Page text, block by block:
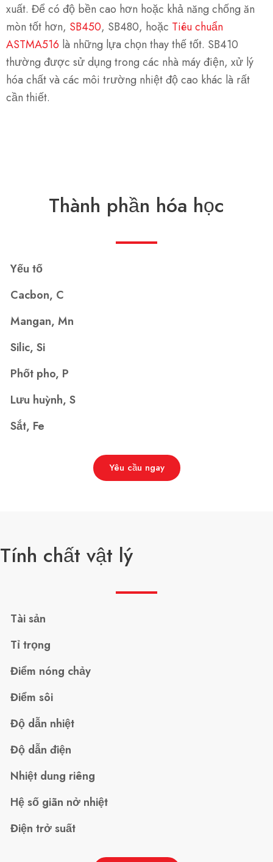
xuất. Để có độ bền cao hơn hoặc khả năng chống ăn
mòn tốt hơn, SB450, SB480, hoặc Tiêu chuẩn
ASTMA516 là những lựa chọn thay thế tốt. SB410
thường được sử dụng trong các nhà máy điện, xử lý
hóa chất và các môi trường nhiệt độ cao khác là rất
cần thiết.
Thành phần hóa học
Yếu tố
Cacbon, C
Mangan, Mn
Silic, Si
Phốt pho, P
Lưu huỳnh, S
Sắt, Fe
Yêu cầu ngay
Tính chất vật lý
Tài sản
Tỉ trọng
Điểm nóng chảy
Điểm sôi
Độ dẫn nhiệt
Độ dẫn điện
Nhiệt dung riêng
Hệ số giãn nở nhiệt
Điện trở suất